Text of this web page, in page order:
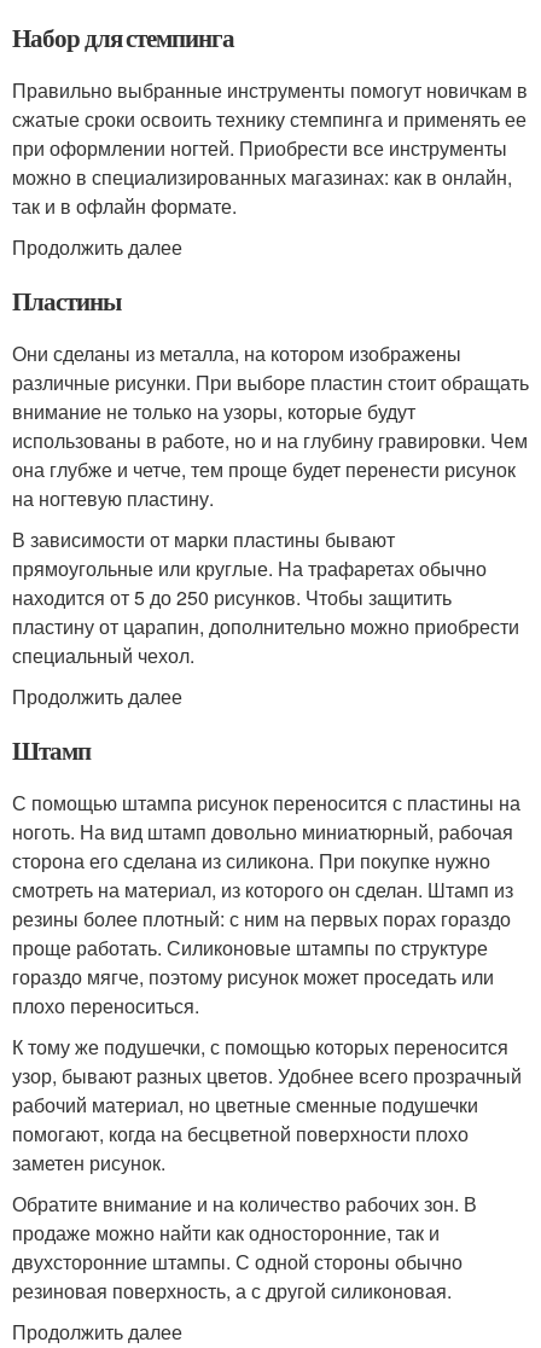
Набор для стемпинга
Правильно выбранные инструменты помогут новичкам в
сжатые сроки освоить технику стемпинга и применять ее
при оформлении ногтей. Приобрести все инструменты
можно в специализированных магазинах: как в онлайн,
так и в офлайн формате.
Продолжить далее
Пластины
Они сделаны из металла, на котором изображены
различные рисунки. При выборе пластин стоит обращать
внимание не только на узоры, которые будут
использованы в работе, но и на глубину гравировки. Чем
она глубже и четче, тем проще будет перенести рисунок
на ногтевую пластину.
В зависимости от марки пластины бывают
прямоугольные или круглые. На трафаретах обычно
находится от 5 до 250 рисунков. Чтобы защитить
пластину от царапин, дополнительно можно приобрести
специальный чехол.
Продолжить далее
Штамп
С помощью штампа рисунок переносится с пластины на
ноготь. На вид штамп довольно миниатюрный, рабочая
сторона его сделана из силикона. При покупке нужно
смотреть на материал, из которого он сделан. Штамп из
резины более плотный: с ним на первых порах гораздо
проще работать. Силиконовые штампы по структуре
гораздо мягче, поэтому рисунок может проседать или
плохо переноситься.
К тому же подушечки, с помощью которых переносится
узор, бывают разных цветов. Удобнее всего прозрачный
рабочий материал, но цветные сменные подушечки
помогают, когда на бесцветной поверхности плохо
заметен рисунок.
Обратите внимание и на количество рабочих зон. В
продаже можно найти как односторонние, так и
двухсторонние штампы. С одной стороны обычно
резиновая поверхность, а с другой силиконовая.
Продолжить далее